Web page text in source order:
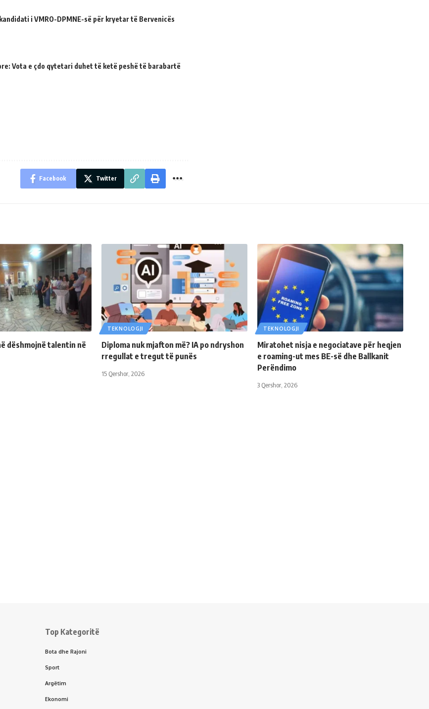
i VMRO-DPMNE-së për kryetar të Bervenicës
Vota e çdo qytetari duhet të ketë peshë të barabartë
Facebook Twitter
dëshmojnë talentin në
TEKNOLOGJI
Diploma nuk mjafton më? IA po ndryshon
rregullat e tregut të punës
15 Qershor, 2026
TEKNOLOGJI
Miratohet nisja e negociatave për heqjen
e roaming-ut mes BE-së dhe Ballkanit
Perëndimo
3 Qershor, 2026
Top Kategoritë
Bota dhe Rajoni
Sport
Argëtim
Ekonomi